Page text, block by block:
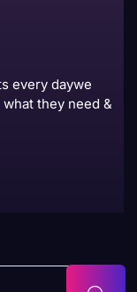
every daywe
they need &